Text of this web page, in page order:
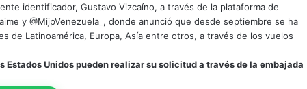
identificador, Gustavo Vizcaíno, a través de la plataforma de
y @MijpVenezuela_, donde anunció que desde septiembre se ha
de Latinoamérica, Europa, Asía entre otros, a través de los vuelos
Unidos pueden realizar su solicitud a través de la embajada